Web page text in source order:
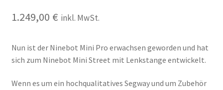
1.249,00 € inkl. MwSt.
Nun ist der Ninebot Mini Pro erwachsen geworden und hat
sich zum Ninebot Mini Street mit Lenkstange entwickelt.
Wenn es um ein hochqualitatives Segway und um Zubehör